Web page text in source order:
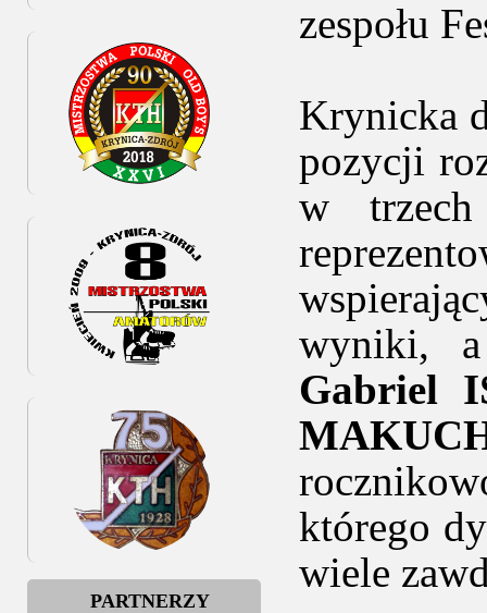
PARTNERZY
zespołu
Krynicka
pozycji
w
wyniki,
Gabriel
którego
wiele